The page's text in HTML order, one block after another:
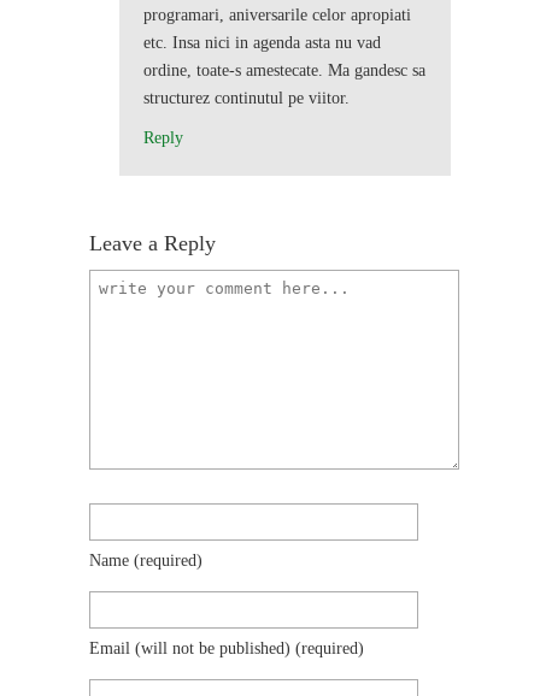
programari, aniversarile celor apropiati
etc. Insa nici in agenda asta nu vad
ordine, toate-s amestecate. Ma gandesc sa
structurez continutul pe viitor.
Reply
Leave a Reply
Name (required)
Email (will not be published) (required)